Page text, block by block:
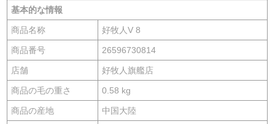
基本的な情報
商品名称 好牧人V 8
商品番号 26596730814
店舗 好牧人旗艦店
商品の毛の重さ 0.58 kg
商品の産地 中国大陸